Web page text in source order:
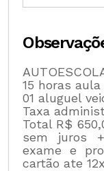
15 horas
01 aluguel
Taxa
Total R$
sem juros +
exame e
cartão ate